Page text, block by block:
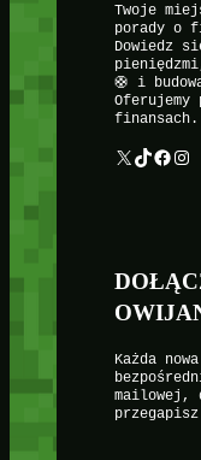
Twoje
porady o
Dowiedz
🛟 i
Oferujemy
finansach.
X TikTok Facebook Instagram
Każda
mailowej,